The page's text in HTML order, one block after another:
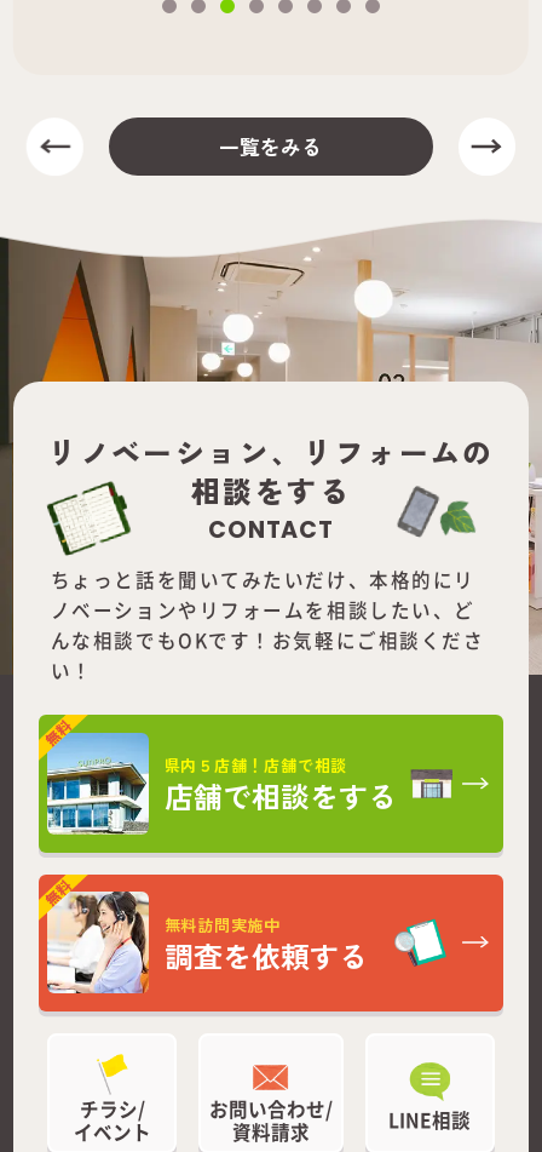
一覧をみる
リノベーション、
リフォームの
相談をする
CONTACT
ちょっと話を聞いてみたいだけ、本格的にリ
ノベーションやリフォームを相談したい、ど
んな相談でもOKです！お気軽にご相談くださ
い！
県内５店舗！店舗で相談
店舗で相談をする
無料訪問実施中
調査を依頼する
チラシ/
イベント
お問い合わせ/
資料請求
LINE相談